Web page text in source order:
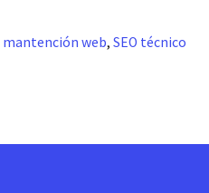
mantención web, SEO técnico